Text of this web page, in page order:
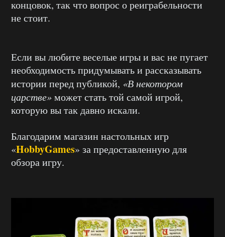
концовок, так что вопрос о реиграбельности
не стоит.
Если вы любите веселые игры и вас не пугает
необходимость придумывать и рассказывать
истории перед публикой, «В некотором
царстве»может стать той самой игрой,
которую вы так давно искали.
Благодарим магазин настольных игр
«HobbyGames» за предоставленную для
обзора игру.